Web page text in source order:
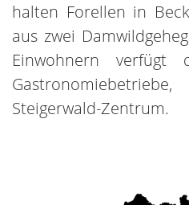
halten Forellen in
aus zwei
Einwohnern
Steigerwald-Zentrum.